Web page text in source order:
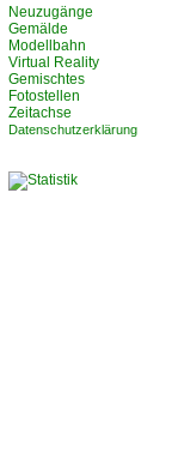
Neuzugänge
Gemälde
Modellbahn
Virtual Reality
Gemischtes
Fotostellen
Zeitachse
Datenschutzerklärung